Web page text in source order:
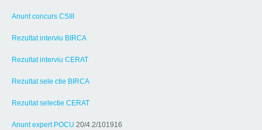
Anunt concurs CSIII
Rezultat interviu BIRCA
Rezultat interviu CERAT
Rezultat sele ctie BIRCA
Rezultat selectie CERAT
Anunt expert POCU 20/4.2/101916